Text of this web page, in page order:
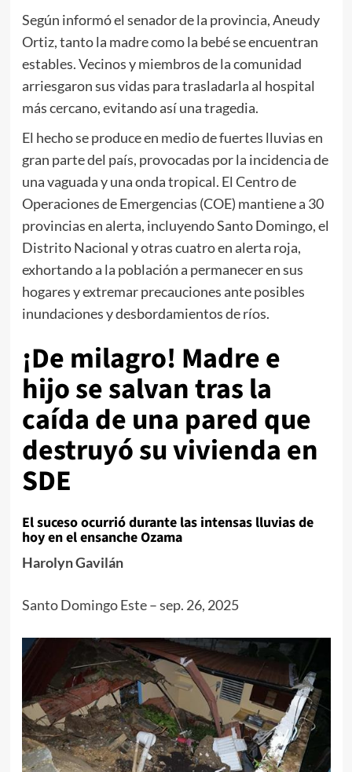
Según informó el senador de la provincia, Aneudy
Ortiz, tanto la madre como la bebé se encuentran
estables. Vecinos y miembros de la comunidad
arriesgaron sus vidas para trasladarla al hospital
más cercano, evitando así una tragedia.
El hecho se produce en medio de fuertes lluvias en
gran parte del país, provocadas por la incidencia de
una vaguada y una onda tropical. El Centro de
Operaciones de Emergencias (COE) mantiene a 30
provincias en alerta, incluyendo Santo Domingo, el
Distrito Nacional y otras cuatro en alerta roja,
exhortando a la población a permanecer en sus
hogares y extremar precauciones ante posibles
inundaciones y desbordamientos de ríos.
¡De milagro! Madre e
hijo se salvan tras la
caída de una pared que
destruyó su vivienda en
SDE
El suceso ocurrió durante las intensas lluvias de
hoy en el ensanche Ozama
Harolyn Gavilán
Santo Domingo Este–sep. 26, 2025